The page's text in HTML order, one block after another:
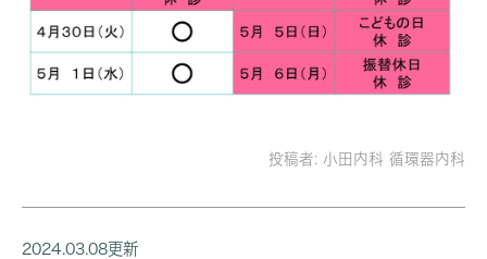
投稿者: 小田内科 循環器内科
2024.03.08更新